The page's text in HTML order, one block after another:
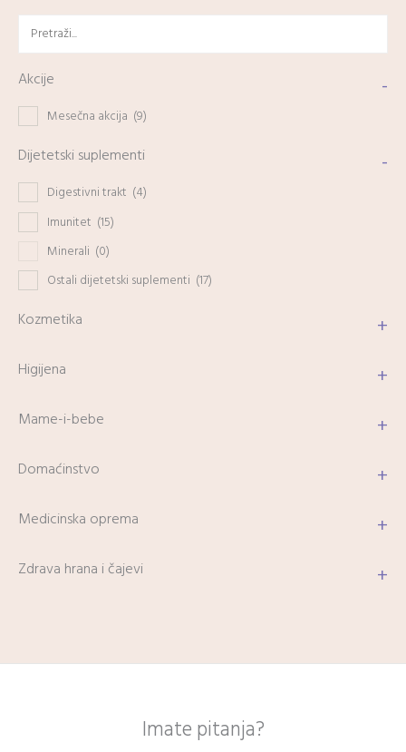
Akcije -
Mesečna akcija (9)
Dijetetski suplementi -
Digestivni trakt (4)
Imunitet (15)
Minerali (0)
Ostali dijetetski suplementi (17)
Kozmetika +
Higijena +
Mame-i-bebe +
Domaćinstvo +
Medicinska oprema +
Zdrava hrana i čajevi +
Imate pitanja?